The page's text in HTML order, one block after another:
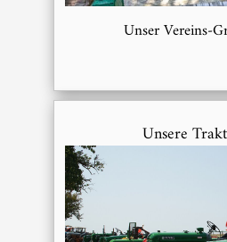
Unser Vereins-
Unsere